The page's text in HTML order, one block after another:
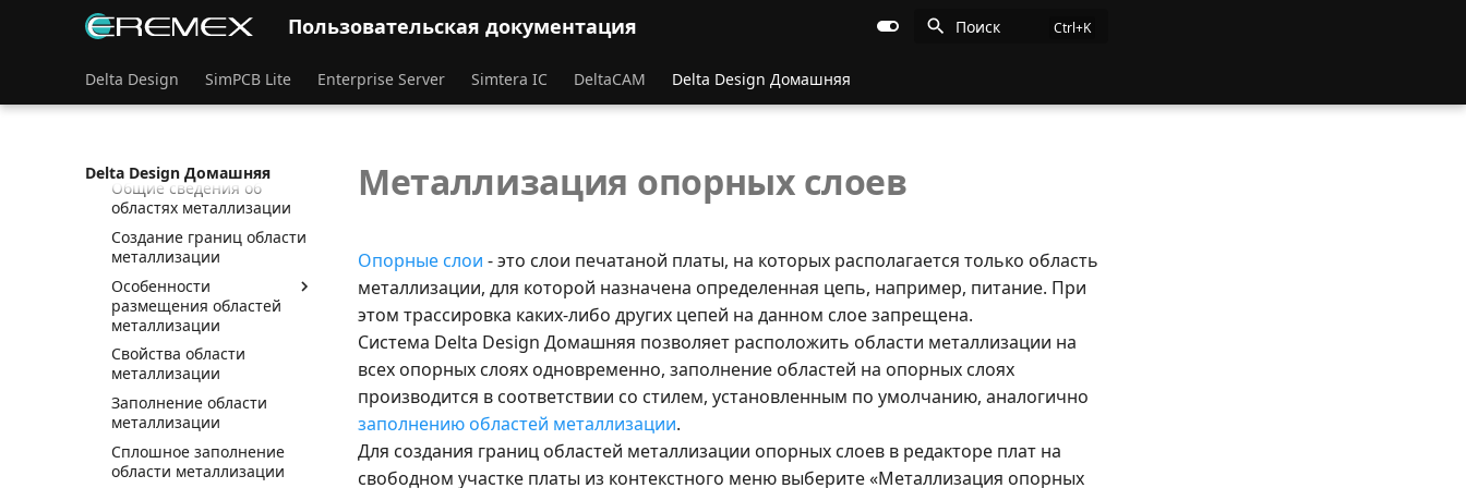
Пользовательская документация Поиск
Delta Design SimPCB Lite Enterprise Server Simtera IC DeltaCAM Delta Design Домашняя
Delta Design Домашняя
Трассировка платы в
режиме «RightPCB»
режиме «TopoR»
Копирование объектов
Общие сведения об
областях металлизации
Создание границ области
металлизации
Особенности
размещения областей
металлизации
Свойства области
металлизации
Заполнение области
металлизации
Сплошное заполнение
области металлизации
Металлизация опорных слоев
Опорные слои - это слои печатаной платы, на которых располагается только область
металлизации, для которой назначена определенная цепь, например, питание. При
этом трассировка каких-либо других цепей на данном слое запрещена.
Система Delta Design Домашняя позволяет расположить области металлизации на
всех опорных слоях одновременно, заполнение областей на опорных слоях
производится в соответствии со стилем, установленным по умолчанию, аналогично
заполнению областей металлизации.
Для создания границ областей металлизации опорных слоев в редакторе плат на
свободном участке платы из контекстного меню выберите «Металлизация опорных